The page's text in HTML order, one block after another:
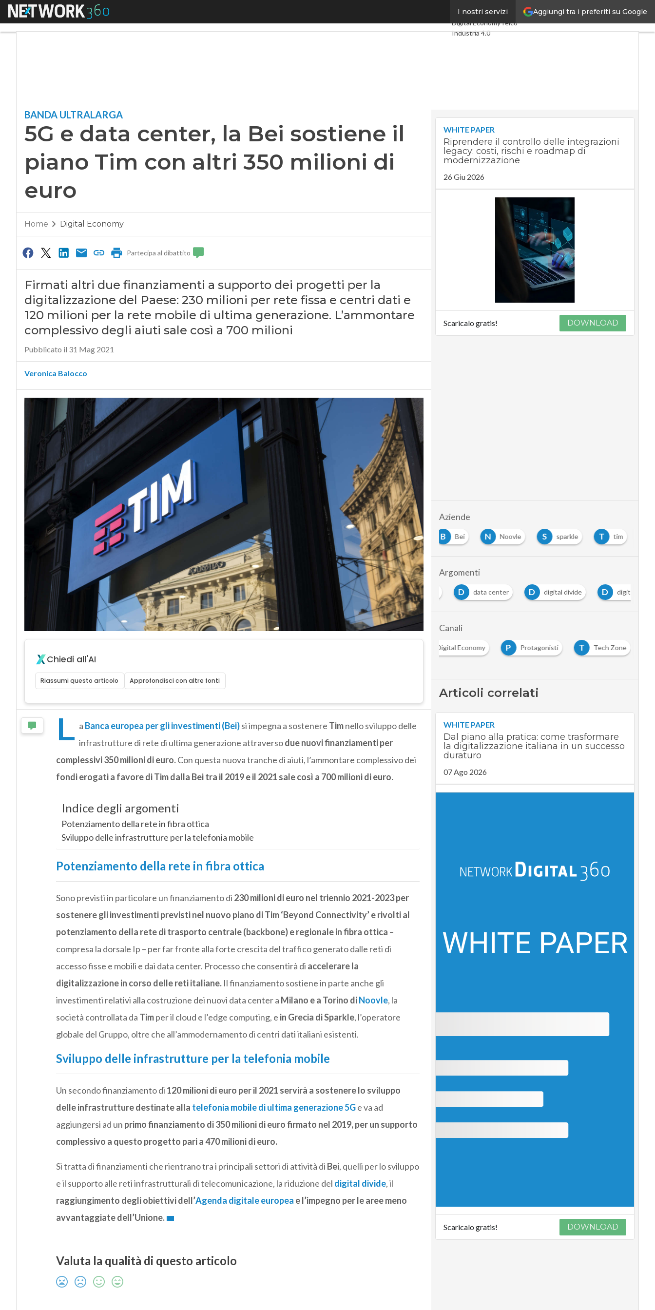
Aggiungi tra i preferiti su Google
I nostri servizi
Menu
Ultimi articoli
Digital EconomyTelco
Industria 4.0
BANDA ULTRALARGA
5G e data center, la Bei sostiene il
piano Tim con altri 350 milioni di
euro
Home Digital Economy
Partecipa al dibattito
Firmati altri due finanziamenti a supporto dei progetti per la
digitalizzazione del Paese: 230 milioni per rete fissa e centri dati e
120 milioni per la rete mobile di ultima generazione. L’ammontare
complessivo degli aiuti sale così a 700 milioni
Pubblicato il 31 Mag 2021
Veronica Balocco
Chiedi all'AI
Riassumi questo articolo Approfondisci con altre fonti
L a Banca europea per gli investimenti (Bei)si impegna a sostenere Timnello sviluppo delle
infrastrutture di rete di ultima generazione attraversodue nuovi finanziamenti per
complessivi 350 milioni di euro.Con questa nuova tranche di aiuti, l’ammontare complessivo dei
fondi erogati a favore di Tim dalla Bei tra il 2019 e il 2021 sale così a 700 milioni di euro.
Indice degli argomenti
Potenziamento della rete in fibra ottica
Sviluppo delle infrastrutture per la telefonia mobile
Potenziamento della rete in fibra ottica
Sono previsti in particolare un finanziamento di 230 milioni di euro nel triennio 2021-2023 per
sostenere gli investimenti previsti nel nuovo piano di Tim ‘Beyond Connectivity’ e rivolti al
potenziamento della rete di trasporto centrale (backbone) e regionale in fibra ottica –
compresa la dorsale Ip – per far fronte alla forte crescita del traffico generato dalle reti di
accesso fisse e mobili e dai data center. Processo che consentirà di accelerare la
digitalizzazione in corso delle reti italiane.Il finanziamento sostiene in parte anche gli
investimenti relativi alla costruzione dei nuovi data center a Milano e a Torino di Noovle, la
società controllata da Timper il cloud e l’edge computing, e in Grecia di Sparkle, l’operatore
globale del Gruppo, oltre che all’ammodernamento di centri dati italiani esistenti.
Sviluppo delle infrastrutture per la telefonia mobile
Un secondo finanziamento di 120 milioni di euro per il 2021 servirà a sostenere lo sviluppo
delle infrastrutture destinate alla telefonia mobile di ultima generazione 5Ge va ad
aggiungersi ad un primo finanziamento di 350 milioni di euro firmato nel 2019, per un supporto
complessivo a questo progetto pari a 470 milioni di euro.
Si tratta di finanziamenti che rientrano tra i principali settori di attività di Bei, quelli per lo sviluppo
e il supporto alle reti infrastrutturali di telecomunicazione, la riduzione del digital divide, il
raggiungimento degli obiettivi dell’Agenda digitale europea e l’impegno per le aree meno
avvantaggiate dell’Unione.
Valuta la qualità di questo articolo
WHITE PAPER
Riprendere il controllo delle integrazioni
legacy: costi, rischi e roadmap di
modernizzazione
26 Giu 2026
Scaricalo gratis! DOWNLOAD
Aziende
B
Bei N Noovle S sparkle T tim
Argomenti
A agenda digitale europea data center digital divide digitalizzazione
Canali
Digital Economy P Protagonisti T Tech Zone
Articoli correlati
WHITE PAPER
Dal piano alla pratica: come trasformare
la digitalizzazione italiana in un successo
duraturo
07 Ago 2026
Scaricalo gratis! DOWNLOAD